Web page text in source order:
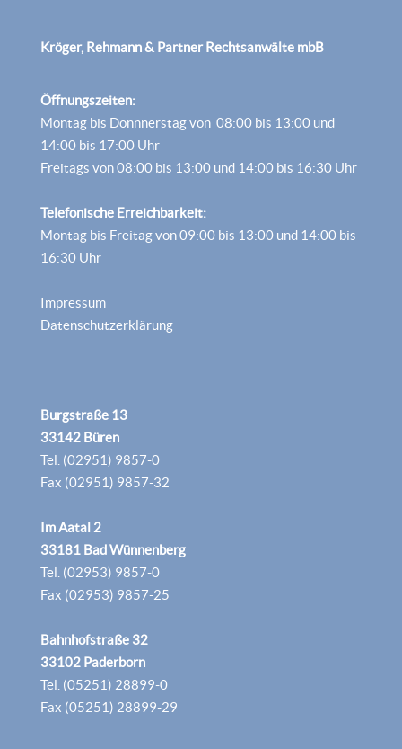
Kröger, Rehmann & Partner Rechtsanwälte mbB
Öffnungszeiten:
Montag bis Donnnerstag von 08:00 bis 13:00 und
14:00 bis 17:00 Uhr
Freitags von 08:00 bis 13:00 und 14:00 bis 16:30 Uhr
Telefonische Erreichbarkeit:
Montag bis Freitag von 09:00 bis 13:00 und 14:00 bis
16:30 Uhr
Impressum
Datenschutzerklärung
Burgstraße 13
33142 Büren
Tel. (02951) 9857-0
Fax (02951) 9857-32
Im Aatal 2
33181 Bad Wünnenberg
Tel. (02953) 9857-0
Fax (02953) 9857-25
Bahnhofstraße 32
33102 Paderborn
Tel. (05251) 28899-0
Fax (05251) 28899-29